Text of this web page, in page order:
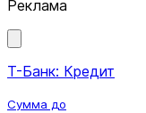
Реклама
Т-Банк: Кредит
Сумма до